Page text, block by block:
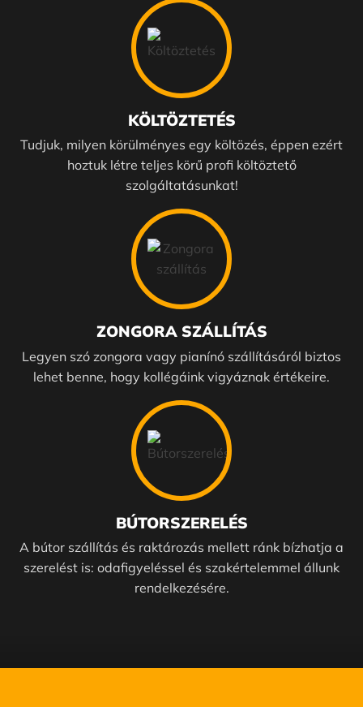
KÖLTÖZTETÉS
Tudjuk, milyen körülményes egy költözés, éppen ezért
hoztuk létre teljes körű profi költöztető
szolgáltatásunkat!
ZONGORA SZÁLLÍTÁS
Legyen szó zongora vagy pianínó szállításáról biztos
lehet benne, hogy kollégáink vigyáznak értékeire.
BÚTORSZERELÉS
A bútor szállítás és raktározás mellett ránk bízhatja a
szerelést is: odafigyeléssel és szakértelemmel állunk
rendelkezésére.